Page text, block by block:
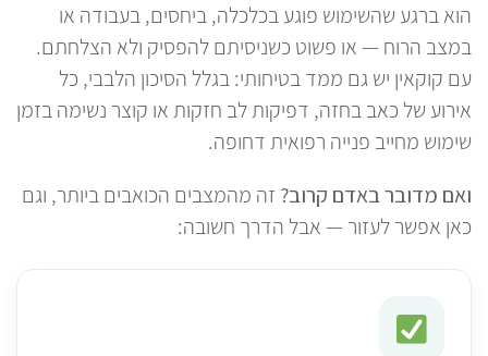
הוא ברגע שהשימוש פוגע בכלכלה, ביחסים, בעבודה או
במצב הרוח — או פשוט כשניסיתם להפסיק ולא הצלחתם.
עם קוקאין יש גם ממד בטיחותי: בגלל הסיכון הלבבי, כל
אירוע של כאב בחזה, דפיקות לב חזקות או קוצר נשימה בזמן
שימוש מחייב פנייה רפואית דחופה.
ואם מדובר באדם קרוב? זה מהמצבים הכואבים ביותר, וגם
כאן אפשר לעזור — אבל הדרך חשובה: